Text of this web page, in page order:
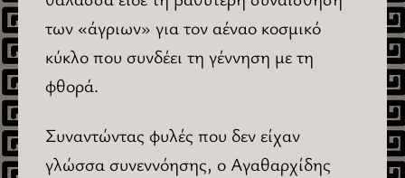
των «άγριων» για τον αέναο κοσμικό
κύκλο που συνδέει τη γέννηση με τη
φθορά.
Συναντώντας φυλές που δεν είχαν
γλώσσα συνεννόησης, ο Αγαθαρχίδης